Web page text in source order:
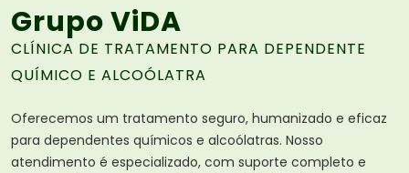
Grupo ViDA
CLÍNICA DE TRATAMENTO PARA DEPENDENTE
QUÍMICO E ALCOÓLATRA
Oferecemos um tratamento seguro, humanizado e eficaz
para dependentes químicos e alcoólatras. Nosso
atendimento é especializado, com suporte completo e